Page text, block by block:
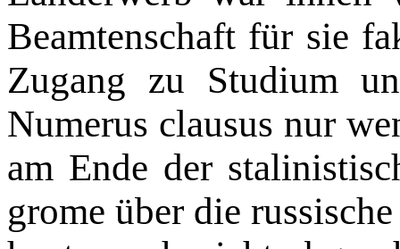
Beamtenschaft für sie
Zugang zu Studium
Numerus clausus nur
am Ende der
grome über die